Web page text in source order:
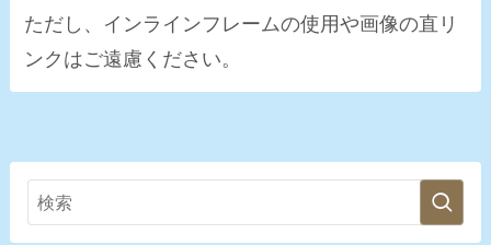
ただし、インラインフレームの使用や画像の直リ
ンクはご遠慮ください。